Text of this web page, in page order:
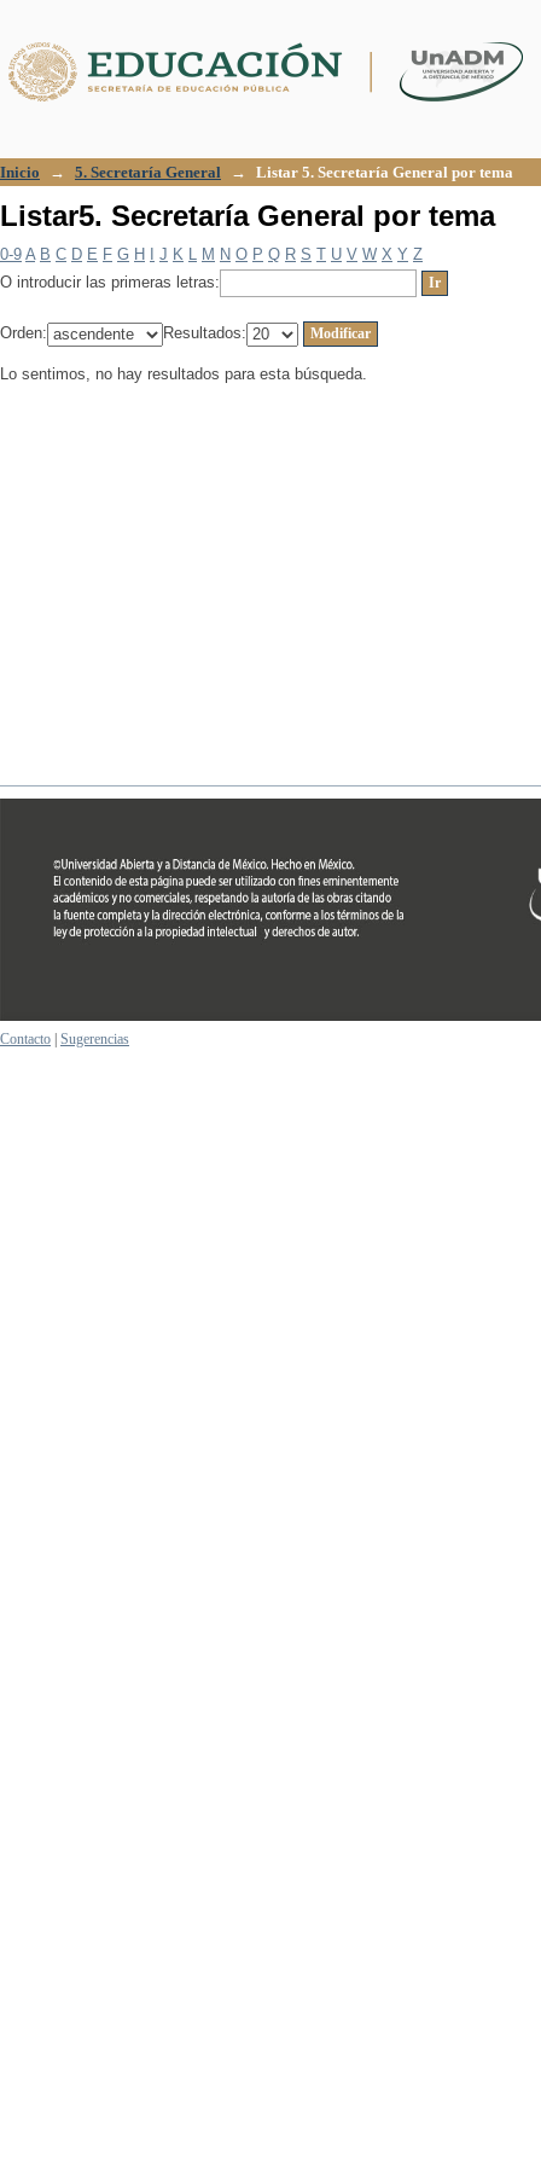
Inicio → 5. Secretaría General → Listar 5. Secretaría General por tema
Listar5. Secretaría General por tema
0-9 A B C D E F G H J K L M N O P Q R S T U V W X Y Z
O introducir las primeras letras:
Orden: Resultados:
Lo sentimos, no hay resultados para esta búsqueda.
Contacto Sugerencias